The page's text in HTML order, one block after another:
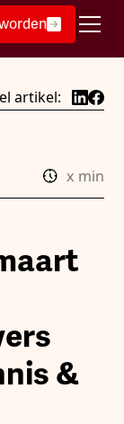
artikel:
x min
&